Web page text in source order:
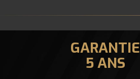
GARANTIE
5 ANS